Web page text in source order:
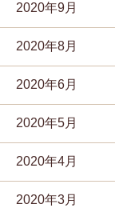
2020年9月
2020年8月
2020年6月
2020年5月
2020年4月
2020年3月